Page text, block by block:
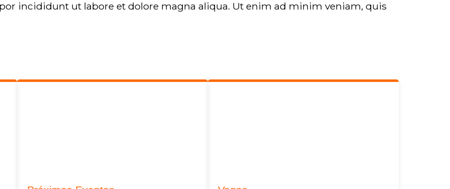
incididunt ut labore et dolore magna aliqua. Ut enim ad minim veniam, quis